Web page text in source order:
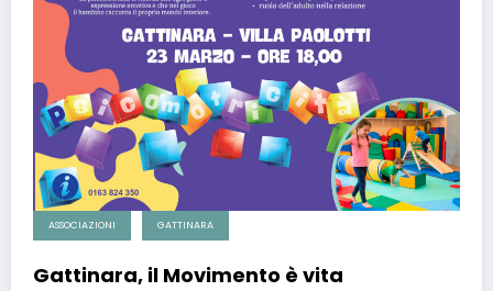
ASSOCIAZIONI GATTINARA
Gattinara, il Movimento è vita